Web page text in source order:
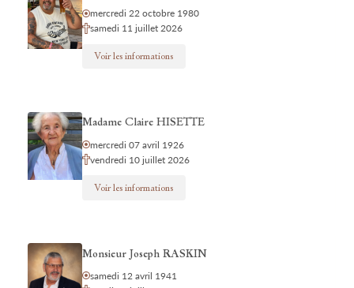
mercredi 22 octobre 1980
samedi 11 juillet 2026
Voir les informations
Madame Claire HISETTE
mercredi 07 avril 1926
vendredi 10 juillet 2026
Voir les informations
Monsieur Joseph RASKIN
samedi 12 avril 1941